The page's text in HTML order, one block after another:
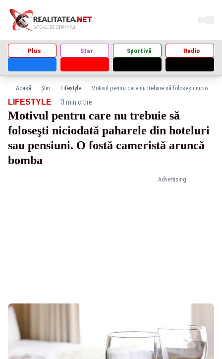
Plus Star Sportivă Radio
Acasă Știri Lifestyle Motivul pentru care nu trebuie să foloseşti niciodată paharele din hoteluri sau pensiuni. O fostă cameristă aruncă bomba
Advertising
LIFESTYLE· 3 min citire
Motivul pentru care nu trebuie să
foloseşti niciodată paharele din hoteluri
sau pensiuni. O fostă cameristă aruncă
bomba